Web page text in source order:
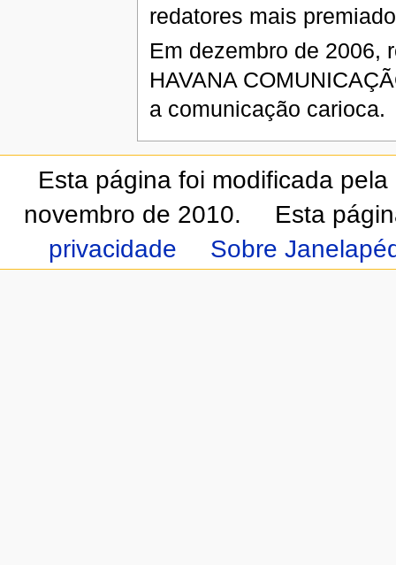
redatores mais
Em dezembro de 2006,
HAVANA
a comunicação carioca.
Esta página foi modificada
novembro de 2010.
Esta
privacidade
Sobre